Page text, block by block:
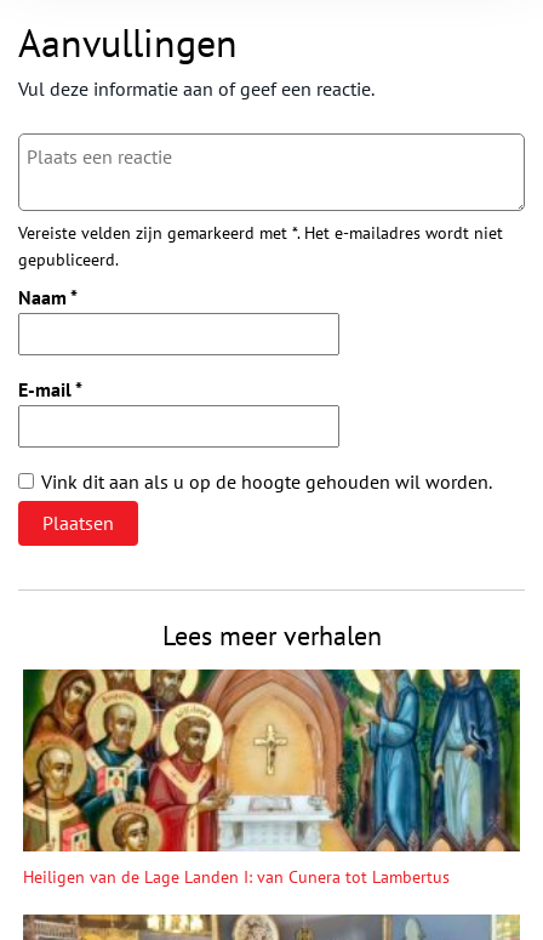
Aanvullingen
Vul deze informatie aan of geef een reactie.
Vereiste velden zijn gemarkeerd met *. Het e-mailadres wordt niet
gepubliceerd.
Naam *
E-mail*
Vink dit aan als u op de hoogte gehouden wil worden.
Lees meer verhalen
Heiligen van de Lage Landen I: van Cunera tot Lambertus